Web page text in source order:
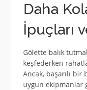
Daha
İpuçları
Gölette balık
keşfederken
Ancak, başarılı bir
uygun ekipmanlar